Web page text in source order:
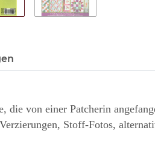
die von einer Patcherin
Stoff-Fotos,